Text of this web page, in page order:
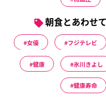
朝食とあわせ
女優 フジテレビ
健康 氷川きよし
健康寿命